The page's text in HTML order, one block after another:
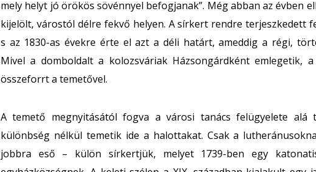
mely helyt jó örökös sövénnyel befogjanak”. Még abban az évben
kijelölt, várostól délre fekvő helyen. A sírkert rendre terjeszkedett
s az 1830-as évekre érte el azt a déli határt, ameddig a régi,
Mivel a domboldalt a kolozsváriak Házsongárdként emlegetik, a
összeforrt a temetővel.
A temető megnyitásától fogva a városi tanács felügyelete alá
különbség nélkül temetik ide a halottakat. Csak a
jobbra eső – külön sírkertjük, melyet 1739-ben egy